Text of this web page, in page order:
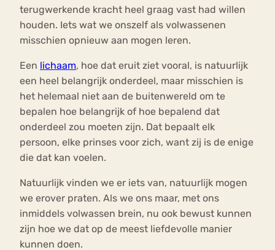
terugwerkende kracht heel graag vast had willen
houden. Iets wat we onszelf als volwassenen
misschien opnieuw aan mogen leren.
Een lichaam, hoe dat eruit ziet vooral, is natuurlijk
een heel belangrijk onderdeel, maar misschien is
het helemaal niet aan de buitenwereld om te
bepalen hoe belangrijk of hoe bepalend dat
onderdeel zou moeten zijn. Dat bepaalt elk
persoon, elke prinses voor zich, want zij is de enige
die dat kan voelen.
Natuurlijk vinden we er iets van, natuurlijk mogen
we erover praten. Als we ons maar, met ons
inmiddels volwassen brein, nu ook bewust kunnen
zijn hoe we dat op de meest liefdevolle manier
kunnen doen.